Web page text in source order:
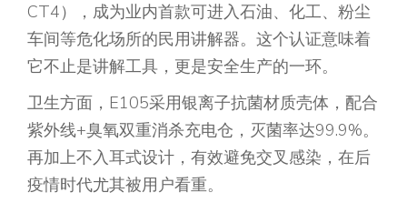
CT4），成为业内首款可进入石油、化工、粉尘
车间等危化场所的民用讲解器。这个认证意味着
它不止是讲解工具，更是安全生产的一环。
卫生方面，E105采用银离子抗菌材质壳体，配合
紫外线+臭氧双重消杀充电仓，灭菌率达99.9%。
再加上不入耳式设计，有效避免交叉感染，在后
疫情时代尤其被用户看重。